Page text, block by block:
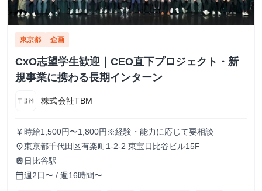
東京都 企画
CxO志望学生歓迎｜CEO直下プロジェクト・新
規事業に携わる長期インターン
株式会社TBM
currency_yen 時給1,500円〜1,800円※経験・能力に応じて要相談
place東京都千代田区有楽町1-2-2 東宝日比谷ビル15F
train 日比谷駅
calendar_today週2日〜 / 週16時間〜